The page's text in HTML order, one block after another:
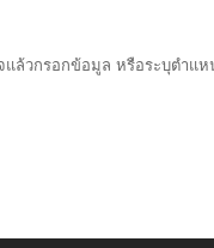
ล้วกรอกข้อมูล หรือระบุตำแ